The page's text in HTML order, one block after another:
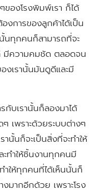
องโรงพิมพ์เรา ก็ได้
งการของลูกค้าได้เป็น
นทุกคนก็สามารถที่จะ
มีความคมชัด ตลอดจน
งเรานั้นมันดูดีและมี
รกับเรานั้นก็ลองมาได้
เพราะด้วยระบบต่างๆ
านั้นก็จะเป็นสิ่งที่จะทำให้
ะทำให้ชิ้นงานทุกคนมี
ให้ทุกคนที่ได้เห็นนั้นก็
มากอีกด้วย เพราะโรง